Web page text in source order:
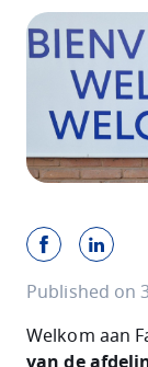
Published on
Welkom aan
van de